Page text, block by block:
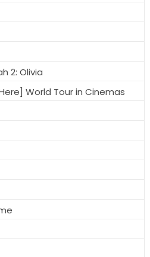
2: Olivia
World Tour in Cinemas